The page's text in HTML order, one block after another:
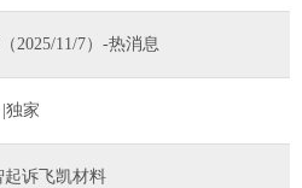
2025/11/7）-热消息
独家
起诉飞凯材料